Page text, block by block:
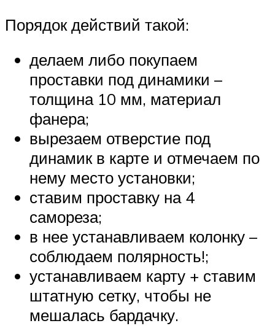
Порядок действий такой:
делаем либо покупаем
проставки под динамики –
толщина 10 мм, материал
фанера;
вырезаем отверстие под
динамик в карте и отмечаем по
нему место установки;
ставим проставку на 4
самореза;
в нее устанавливаем колонку –
соблюдаем полярность!;
устанавливаем карту + ставим
штатную сетку, чтобы не
мешалась бардачку.